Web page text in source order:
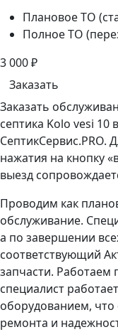
Плановое ТО
Полное ТО
3 000₽
Заказать
Заказать
септика Kolo vesi
СептикСервис.PRO.
нажатия на кнопку
выезд
Проводим как
обслуживание.
а по завершении
соответствующий
запчасти.
специалист
оборудованием, что
ремонта и